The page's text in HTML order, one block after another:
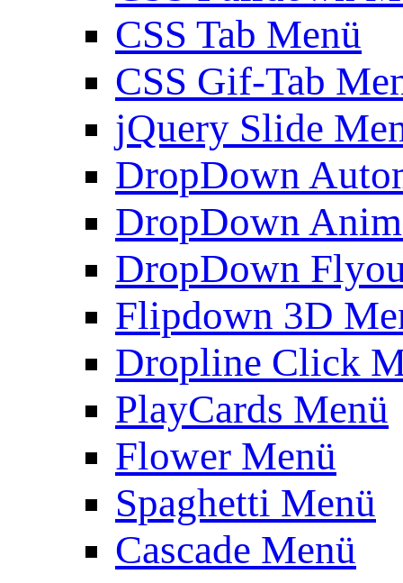
CSS Tab Menü
CSS Gif-Tab
jQuery Slide
DropDown
DropDown
DropDown
Flipdown 3D
Dropline Click
PlayCards Menü
Flower Menü
Spaghetti Menü
Cascade Menü